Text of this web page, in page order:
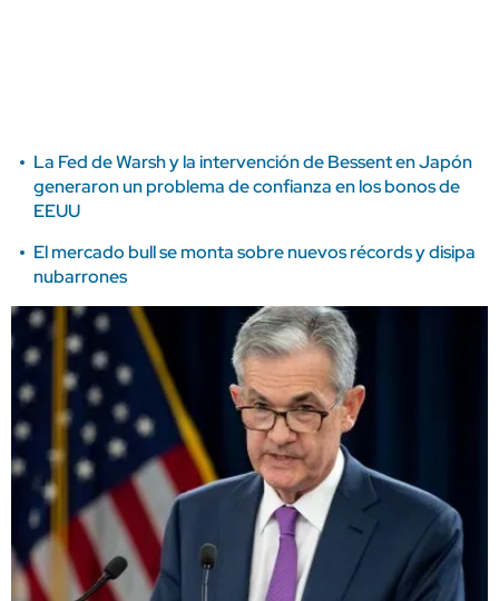
La Fed de Warsh y la intervención de Bessent en Japón
generaron un problema de confianza en los bonos de
EEUU
El mercado bull se monta sobre nuevos récords y disipa
nubarrones